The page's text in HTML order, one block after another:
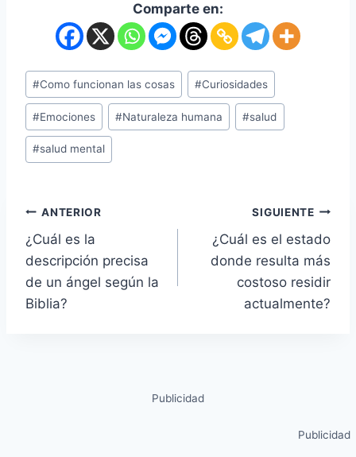
Comparte en:
#Como funcionan las cosas #Curiosidades
#Emociones #Naturaleza humana #salud
#salud mental
ANTERIOR
¿Cuál es la
descripción precisa
de un ángel según la
Biblia?
SIGUIENTE
¿Cuál es el estado
donde resulta más
costoso residir
actualmente?
Publicidad
Publicidad